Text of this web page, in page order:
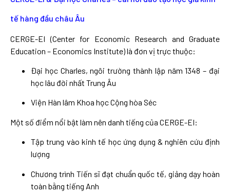
tế hàng đầu châu Âu
CERGE-EI (Center for Economic Research and Graduate
Education – Economics Institute) là đơn vị trực thuộc:
Đại học Charles, ngôi trường thành lập năm 1348 – đại
học lâu đời nhất Trung Âu
Viện Hàn lâm Khoa học Cộng hòa Séc
Một số điểm nổi bật làm nên danh tiếng của CERGE-EI:
Tập trung vào kinh tế học ứng dụng & nghiên cứu định
lượng
Chương trình Tiến sĩ đạt chuẩn quốc tế, giảng dạy hoàn
toàn bằng tiếng Anh